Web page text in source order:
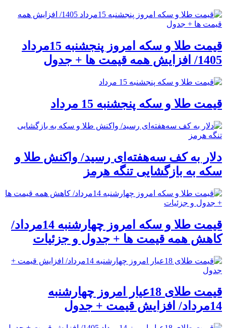
قیمت طلا و سکه امروز پنجشنبه 15مرداد
1405/ افزایش همه قیمت ها + جدول
قیمت طلا و سکه پنجشنبه 15 مرداد
دلار به کف سه‌هفته‌ای رسید/ واکنش طلا و
سکه به بازگشایی تنگه هرمز
قیمت طلا و سکه امروز چهارشنبه 14مرداد/
کاهش همه قیمت ها + جدول و جزئیات
قیمت طلای 18عیار امروز چهارشنبه
14مرداد/ افزایش قیمت + جدول